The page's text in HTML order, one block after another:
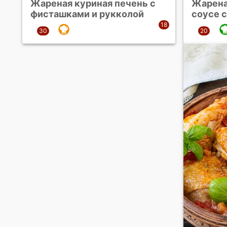
Жареная куриная печень с
фисташками и рукколой
соусе